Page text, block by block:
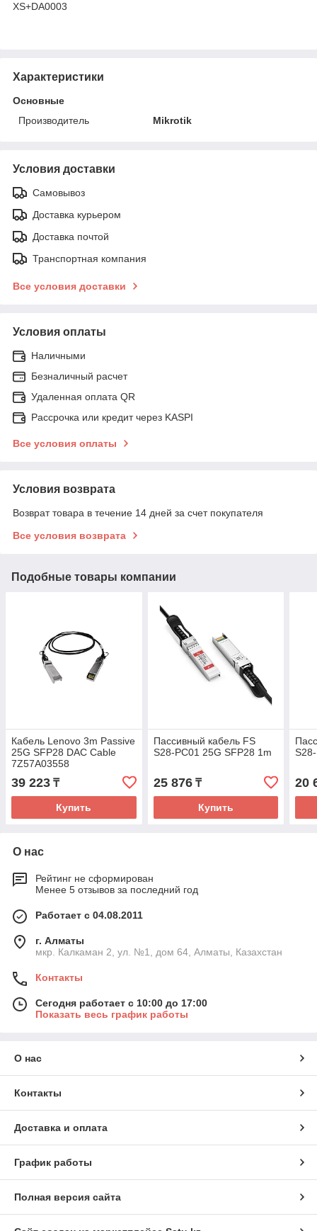
XS+DA0003
Характеристики
Основные
Производитель
Mikrotik
Условия доставки
Самовывоз
Доставка курьером
Доставка почтой
Транспортная компания
Все условия доставки
Условия оплаты
Наличными
Безналичный расчет
Удаленная оплата QR
Рассрочка или кредит через KASPI
Все условия оплаты
Условия возврата
Возврат товара в течение 14 дней за счет покупателя
Все условия возврата
Подобные товары компании
Кабель Lenovo 3m Passive
25G SFP28 DAC Cable
7Z57A03558
39 223 ₸
Купить
Пассивный кабель FS
S28-PC01 25G SFP28 1m
25 876₸
Купить
20
О нас
Рейтинг не сформирован
Менее 5 отзывов за последний год
Работает с 04.08.2011
г. Алматы
мкр. Калкаман 2, ул. №1, дом 64, Алматы, Казахстан
Контакты
Сегодня работает с 10:00 до 17:00
Показать весь график работы
О нас
Контакты
Доставка и оплата
График работы
Полная версия сайта